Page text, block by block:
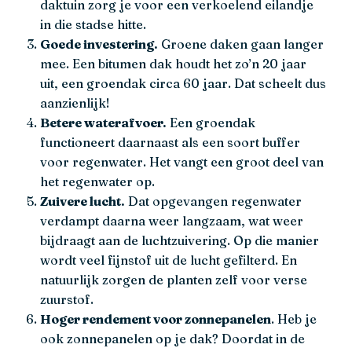
daktuin zorg je voor een verkoelend eilandje
in die stadse hitte.
Goede investering. Groene daken gaan langer
mee. Een bitumen dak houdt het zo’n 20 jaar
uit, een groendak circa 60 jaar. Dat scheelt dus
aanzienlijk!
Betere waterafvoer. Een groendak
functioneert daarnaast als een soort buffer
voor regenwater. Het vangt een groot deel van
het regenwater op.
Zuivere lucht. Dat opgevangen regenwater
verdampt daarna weer langzaam, wat weer
bijdraagt aan de luchtzuivering. Op die manier
wordt veel fijnstof uit de lucht gefilterd. En
natuurlijk zorgen de planten zelf voor verse
zuurstof.
Hoger rendement voor zonnepanelen. Heb je
ook zonnepanelen op je dak? Doordat in de